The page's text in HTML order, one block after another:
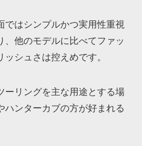
ではシンプルかつ実用性重視
、他のモデルに比べてファッ
シュさは控えめです。
ーリングを主な用途とする場
ハンターカブの方が好まれる